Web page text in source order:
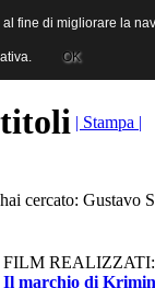
titoli | Stampa |
hai cercato: Gustavo
FILM REALIZZATI:
Il marchio di
fine di migliorare la
OK
fine di migliorare la
OK